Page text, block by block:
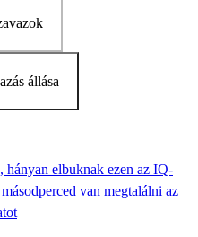
állása
hányan elbuknak ezen az IQ-
van megtalálni az